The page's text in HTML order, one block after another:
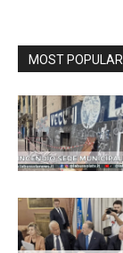
MOST POPULAR